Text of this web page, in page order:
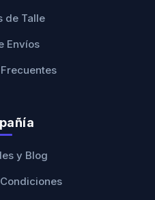
de Talle
Envíos
y Blog